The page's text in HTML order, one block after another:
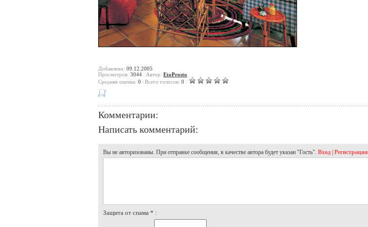
Добавлено: 09.12.2005
Просмотров: 3044 Автор: EtoProsto
Cредняя оценка: 0 Всего голосов: 0
Комментарии:
Написать комментарий:
Вы не авторизованы. При отправке сообщения, в качестве автора будет указан "Гость". Вход | Регистрация
Защита от спама * :